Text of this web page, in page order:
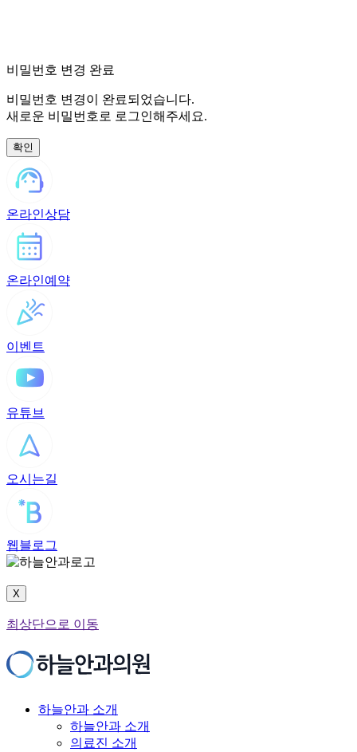
비밀번호 변경 완료
비밀번호 변경이 완료되었습니다.
새로운 비밀번호로 로그인해주세요.
온라인상담
온라인예약
이벤트
유튜브
오시는길
웹블로그
X
최상단으로 이동
하늘안과 소개
하늘안과 소개
의료진 소개